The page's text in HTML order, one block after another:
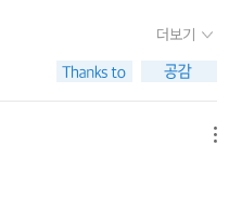
요. 인터넷 서점에 올라온 책에
어가면서 서평을 올리면 좋
아주니 반응도 볼 수 있고…….
대한 평을 할 수 있겠어
된다.“서평은 평론과 달라요.
낌도 쓰고, 그 책을 다른 이들
더보기